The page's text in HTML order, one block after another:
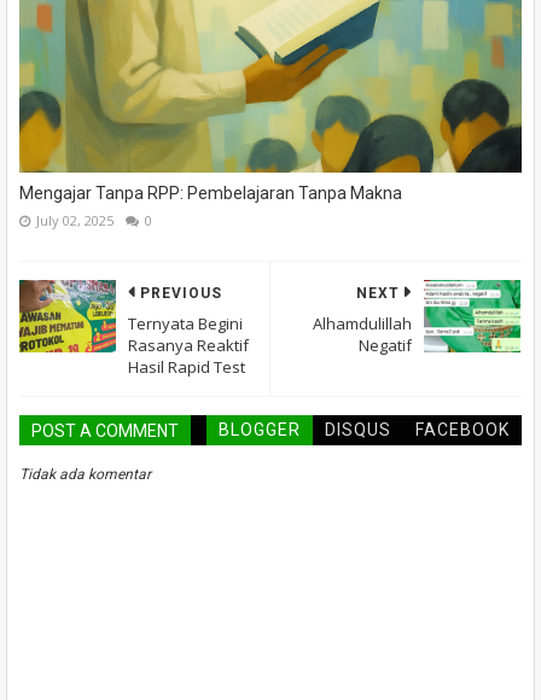
Mengajar Tanpa RPP: Pembelajaran Tanpa Makna
July 02, 2025 0
NEXT
Alhamdulillah
Negatif
PREVIOUS
Ternyata Begini
Rasanya Reaktif
Hasil Rapid Test
POST A COMMENT BLOGGER DISQUS FACEBOOK
Tidak ada komentar